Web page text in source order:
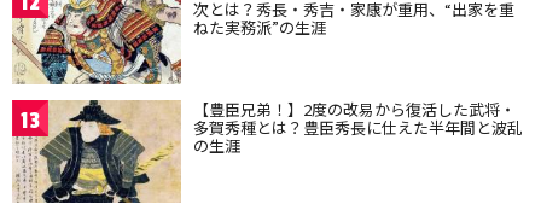
次とは？秀長・秀吉・家康が重用、“出家を重
ねた実務派”の生涯
13 【豊臣兄弟！】2度の改易から復活した武将・
多賀秀種とは？豊臣秀長に仕えた半年間と波乱
の生涯